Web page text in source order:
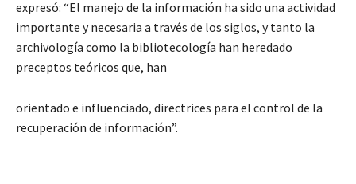
expresó: “El manejo de la información ha sido una actividad
importante y necesaria a través de los siglos, y tanto la
archivología como la bibliotecología han heredado
preceptos teóricos que, han
orientado e influenciado, directrices para el control de la
recuperación de información”.